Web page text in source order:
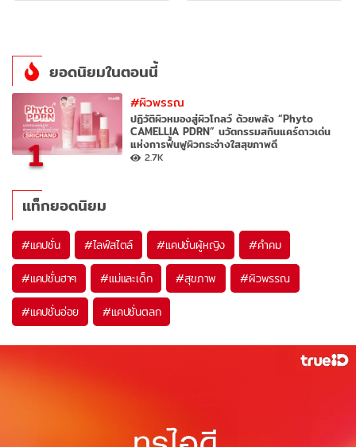
ยอดนิยมในตอนนี้
1
#ผิวพรรณ
ปฏิวัติผิวหมองสู่ผิวโกลว์ ด้วยพลัง “Phyto
CAMELLIA PDRN” นวัตกรรมสกินแคร์ดาวเด่น
แห่งการฟื้นฟูผิวกระจ่างใสสุขภาพดี
2.7K
แท็กยอดนิยม
#แคปชั่น #ไลฟ์สไตล์ #แคปชั่นผู้หญิง #คำคม
#แคปชั่นฮาๆ #แม่และเด็ก #สุขภาพ #ผิวพรรณ
#แคปชั่นอ่อย #แคปชั่นตลก